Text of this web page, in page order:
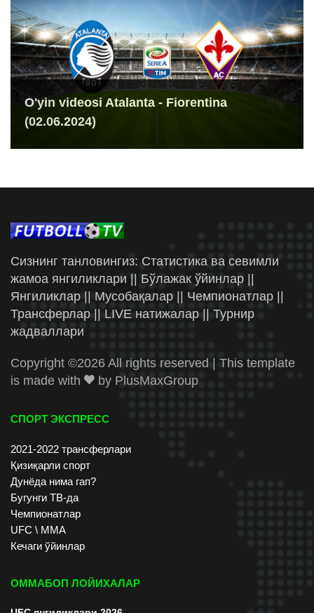
O'yin videosi Atalanta - Fiorentina
(02.06.2024)
Сизнинг танловингиз: Статистика ва севимли
жамоа янгиликлари || Бўлажак ўйинлар ||
Янгиликлар || Мусобақалар || Чемпионатлар ||
Трансферлар || LIVE натижалар || Турнир
жадваллари
Copyright ©2026 All rights reserved | This template
is made with
by PlusMaxGroup
СПОРТ ЭКСПРЕСС
2021-2022 трансферлари
Қизиқарли спорт
Дунёда нима гап?
Бугунги ТВ-да
Чемпионатлар
UFC \ ММА
Кечаги ўйинлар
ОММАБОП ЛОЙИХАЛАР